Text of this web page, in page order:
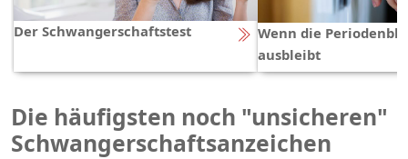
Der Schwangerschaftstest
Wenn die
ausbleibt
Die häufigsten noch "unsicheren"
Schwangerschaftsanzeichen